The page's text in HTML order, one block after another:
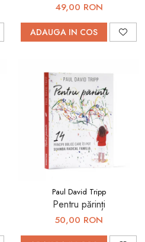
49,00 RON
ADAUGA IN COS
Paul David Tripp
Pentru părinți
50,00 RON